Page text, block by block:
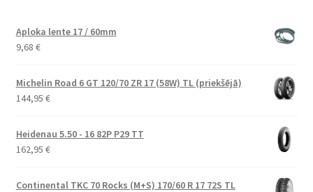
Aploka lente 17 / 60mm
9,68 €
Michelin Road 6 GT 120/70 ZR 17 (58W) TL (priekšējā)
144,95 €
Heidenau 5.50 - 16 82P P29 TT
162,95 €
Continental TKC 70 Rocks (M+S) 170/60 R 17 72S TL